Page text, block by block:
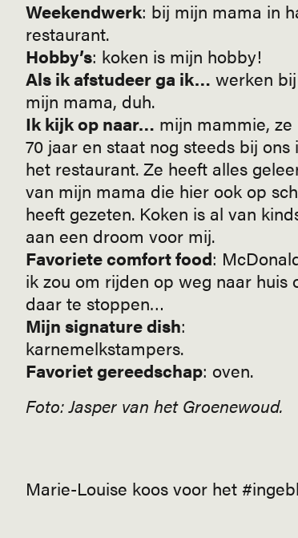
Weekendwerk: bij mijn mama in
restaurant.
Hobby’s: koken is mijn hobby!
Als ik afstudeer ga ik… werken bij
mijn mama, duh.
Ik kijk op naar… mijn mammie, ze
70 jaar en staat nog steeds bij ons
het restaurant. Ze heeft alles
van mijn mama die hier ook op
heeft gezeten. Koken is al van
aan een droom voor mij.
Favoriete comfort food:
ik zou om rijden op weg naar huis
daar te stoppen…
Mijn signature dish:
karnemelkstampers.
Favoriet gereedschap: oven.
Foto: Jasper van het Groenewoud.
Marie-Louise koos voor het